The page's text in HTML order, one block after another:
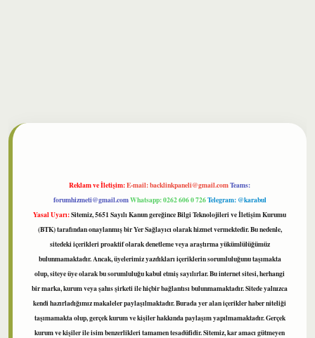
Reklam ve İletişim:E-mail:backlinkpaneli@gmail.comTeams:
forumhizmeti@gmail.comWhatsapp: 0262 606 0 726Telegram: @karabul
Yasal Uyarı:Sitemiz, 5651 Sayılı Kanun gereğince Bilgi Teknolojileri ve İletişim Kurumu
(BTK) tarafından onaylanmış bir Yer Sağlayıcı olarak hizmet vermektedir. Bu nedenle,
sitedeki içerikleri proaktif olarak denetleme veya araştırma yükümlülüğümüz
bulunmamaktadır. Ancak, üyelerimiz yazdıkları içeriklerin sorumluluğunu taşımakta
olup, siteye üye olarak bu sorumluluğu kabul etmiş sayılırlar. Bu internet sitesi, herhangi
bir marka, kurum veya şahıs şirketi ile hiçbir bağlantısı bulunmamaktadır. Sitede yalnızca
kendi hazırladığımız makaleler paylaşılmaktadır. Burada yer alan içerikler haber niteliği
taşımamakta olup, gerçek kurum ve kişiler hakkında paylaşım yapılmamaktadır. Gerçek
kurum ve kişiler ile isim benzerlikleri tamamen tesadüfidir. Sitemiz, kar amacı gütmeyen